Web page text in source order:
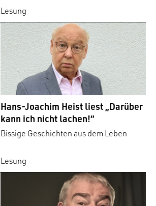
Lesung
Hans-Joachim Heist liest „Darüber
kann ich nicht lachen!“
Bissige Geschichten aus dem Leben
Lesung